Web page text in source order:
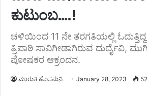
ಕುಟುಂಬ….!
ಚಳಿಯಿಂದ 11 ನೇ ತರಗತಿಯಲ್ಲಿ ಓದುತ್ತಿದ್ದ
ತ್ರಿಪಾಠಿ ಸಾವಿಗೀಡಾಗಿರುವ ದುರ್ದೈವಿ,
ಪೋಷಕರ ಆಕ್ರಂದನ.
ಮಾರುತಿ ಹೊಸಮನಿ January 28, 2023 52